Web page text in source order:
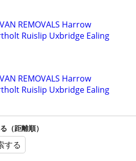
REMOVALS Harrow
Ruislip Uxbridge Ealing
REMOVALS Harrow
Ruislip Uxbridge Ealing
（距離順）
する